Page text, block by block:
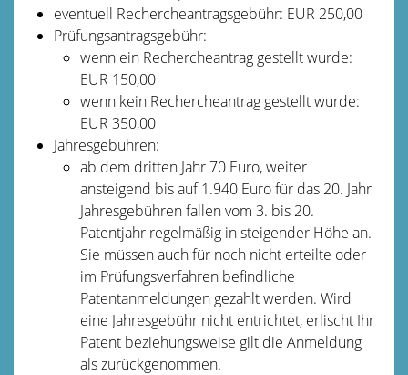
eventuell Rechercheantragsgebühr: EUR 250,00
Prüfungsantragsgebühr:
wenn ein Rechercheantrag gestellt wurde:
EUR 150,00
wenn kein Rechercheantrag gestellt wurde:
EUR 350,00
Jahresgebühren:
ab dem dritten Jahr 70 Euro, weiter
ansteigend bis auf 1.940 Euro für das 20. Jahr
Jahresgebühren fallen vom 3. bis 20.
Patentjahr regelmäßig in steigender Höhe an.
Sie müssen auch für noch nicht erteilte oder
im Prüfungsverfahren befindliche
Patentanmeldungen gezahlt werden. Wird
eine Jahresgebühr nicht entrichtet, erlischt Ihr
Patent beziehungsweise gilt die Anmeldung
als zurückgenommen.